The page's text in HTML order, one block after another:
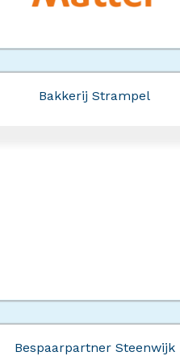
Bakkerij Strampel
Bespaarpartner Steenwijk